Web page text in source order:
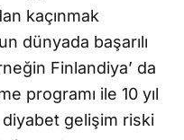
kaçınmak
dünyada başarılı
Finlandiya’ da
programı ile 10 yıl
gelişim riski